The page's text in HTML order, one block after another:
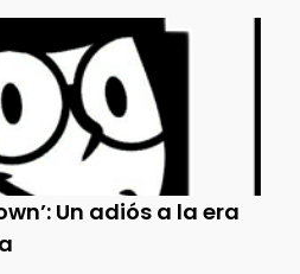
Un adiós a la era